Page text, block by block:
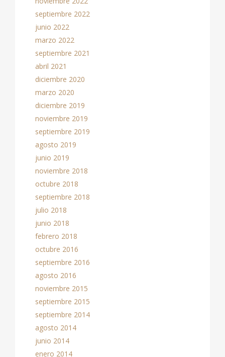
septiembre 2022
junio 2022
marzo 2022
septiembre 2021
abril 2021
diciembre 2020
marzo 2020
diciembre 2019
noviembre 2019
septiembre 2019
agosto 2019
junio 2019
noviembre 2018
octubre 2018
septiembre 2018
julio 2018
junio 2018
febrero 2018
octubre 2016
septiembre 2016
agosto 2016
noviembre 2015
septiembre 2015
septiembre 2014
agosto 2014
junio 2014
enero 2014